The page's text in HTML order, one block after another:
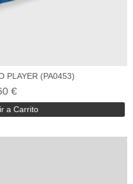
PLAYER (PA0453)
€
a Carrito